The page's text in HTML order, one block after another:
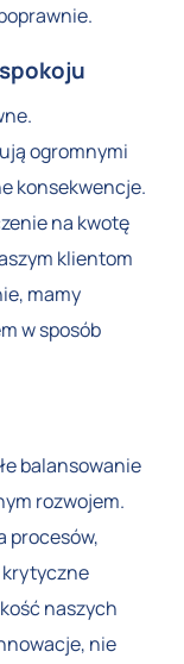
ogromnymi
konsekwencje.
na kwotę
klientom
mamy
w sposób
balansowanie
rozwojem.
procesów,
naszych
nie